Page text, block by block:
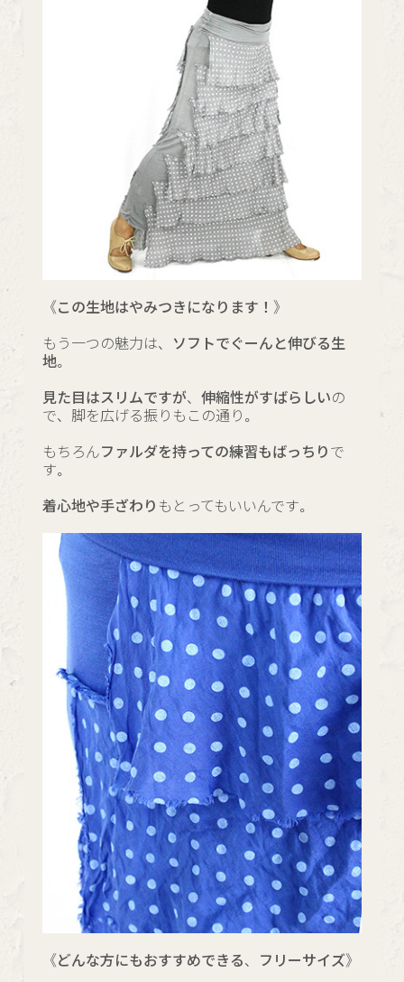
《この生地はやみつきになります！》
もう一つの魅力は、
ソフトでぐーんと伸びる生
地。
見た目はスリムですが、伸縮性がすばらしいの
で、脚を広げる振りもこの通り。
もちろんファルダを持っての練習もばっちり で
す。
着心地や手ざわり もとってもいいんです。
《どんな方にもおすすめできる、フリーサイズ》